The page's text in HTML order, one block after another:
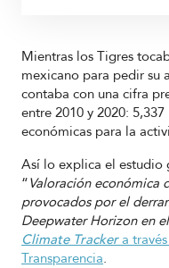
Mientras los Tigres
mexicano para pedir su
contaba con una cifra
entre 2010 y 2020:
económicas para la
Así lo explica el estudio
“Valoración económica
provocados por el
Deepwater Horizon en
Climate Tracker a
Transparencia.